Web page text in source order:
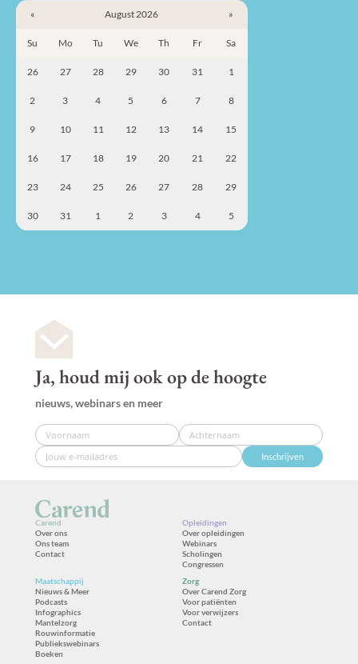
« August 2026 »
Su Mo Tu We Th Fr Sa
26 27 28 29 30 31 1
2 3 4 5 6 7 8
9 10 11 12 13 14 15
16 17 18 19 20 21 22
23 24 25 26 27 28 29
30 31 1 2 3 4 5
Ja, houd mij ook op de hoogte
nieuws, webinars en meer
Inschrijven
Carend
Over ons
Ons team
Contact
Opleidingen
Over opleidingen
Webinars
Scholingen
Congressen
Maatschappij
Nieuws & Meer
Podcasts
Infographics
Mantelzorg
Rouwinformatie
Publiekswebinars
Boeken
Zorg
Over Carend Zorg
Voor patiënten
Voor verwijzers
Contact